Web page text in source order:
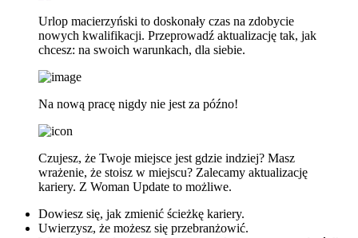
Urlop macierzyński to doskonały czas na zdobycie
nowych kwalifikacji. Przeprowadź aktualizację tak, jak
chcesz: na swoich warunkach, dla siebie.
Na nową pracę nigdy nie jest za późno!
Czujesz, że Twoje miejsce jest gdzie indziej? Masz
wrażenie, że stoisz w miejscu? Zalecamy aktualizację
kariery. Z Woman Update to możliwe.
Dowiesz się, jak zmienić ścieżkę kariery.
Uwierzysz, że możesz się przebranżowić.